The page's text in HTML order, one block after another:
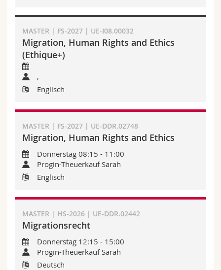
MASTER | FS-2027 | UE-I08.00032
Migration, Human Rights and Ethics
(Ethique+)
,
Englisch
MASTER | FS-2027 | UE-DDR.02748
Migration, Human Rights and Ethics
Donnerstag 08:15 - 11:00
Progin-Theuerkauf Sarah
Englisch
MASTER | HS-2026 | UE-DDR.02442
Migrationsrecht
Donnerstag 12:15 - 15:00
Progin-Theuerkauf Sarah
Deutsch